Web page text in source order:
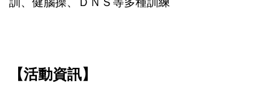
【活動資訊】